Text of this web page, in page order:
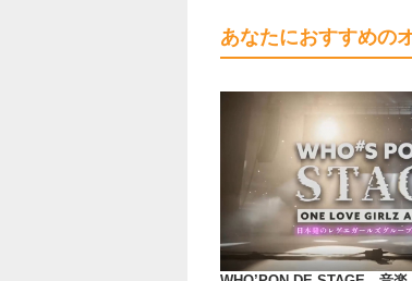
あなたにおすすめの